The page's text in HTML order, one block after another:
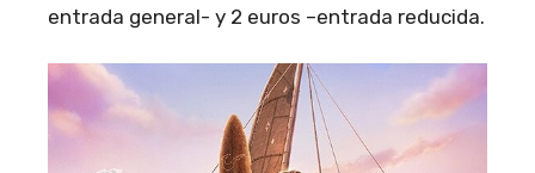
entrada general- y 2 euros –entrada reducida.